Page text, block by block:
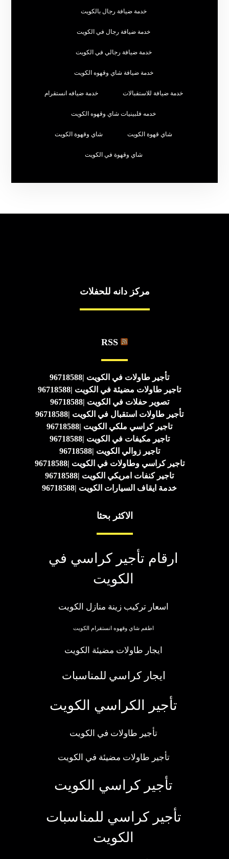
خدمة ضيافة رجال بالكويت
خدمة ضيافة رجال في الكويت
خدمة ضيافة رجالي في الكويت
خدمة ضيافة شاي وقهوه الكويت
خدمة ضيافة للاستقبالات خدمة ضيافه انستقرام
خدمه فلبينيات شاي وقهوه الكويت
شاي قهوة الكويت شاي وقهوة الكويت
شاي وقهوة في الكويت
مركز دانه للحفلات
RSS
تأجير طاولات في الكويت |96718588
تاجير طاولات مضيئة في الكويت |96718588
تصوير حفلات في الكويت |96718588
تأجير طاولات استقبال في الكويت |96718588
تاجير كراسي ملكي الكويت |96718588
تاجير مكيفات في الكويت |96718588
تاجير زوالي الكويت |96718588
تاجير كراسي وطاولات في الكويت |96718588
تاجير كنفات امريكي الكويت |96718588
خدمة ايقاف السيارات الكويت |96718588
الاكثر بحثا
ارقام تأجير كراسي في
الكويت
اسعار تركيب زينة منازل الكويت
اطقم شاي وقهوه انستقرام الكويت
ايجار طاولات مضيئة الكويت
ايجار كراسي للمناسبات
تأجير الكراسي الكويت
تأجير طاولات في الكويت
تأجير طاولات مضيئة في الكويت
تأجير كراسي الكويت
تأجير كراسي للمناسبات
الكويت